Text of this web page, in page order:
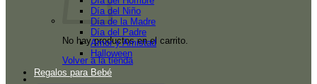
No hay productos en el carrito.
Volver a la tienda
Día del Niño
Día de la Madre
Día del Padre
Amor y Amistad
Halloween
Regalos para Bebé